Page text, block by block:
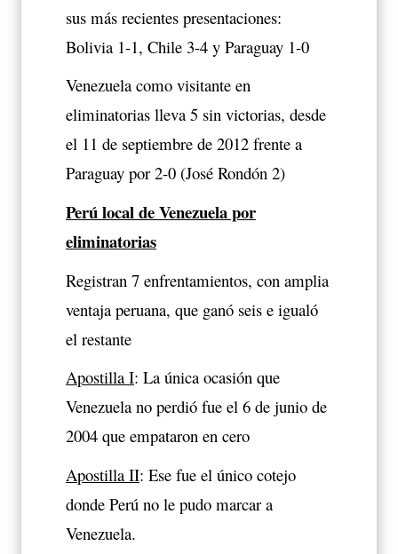
sus más recientes presentaciones:
Bolivia 1-1, Chile 3-4 y Paraguay 1-0
Venezuela como visitante en
eliminatorias lleva 5 sin victorias, desde
el 11 de septiembre de 2012 frente a
Paraguay por 2-0 (José Rondón 2)
Perú local de Venezuela por
eliminatorias
Registran 7 enfrentamientos, con amplia
ventaja peruana, que ganó seis e igualó
el restante
Apostilla I: La única ocasión que
Venezuela no perdió fue el 6 de junio de
2004 que empataron en cero
Apostilla II: Ese fue el único cotejo
donde Perú no le pudo marcar a
Venezuela.